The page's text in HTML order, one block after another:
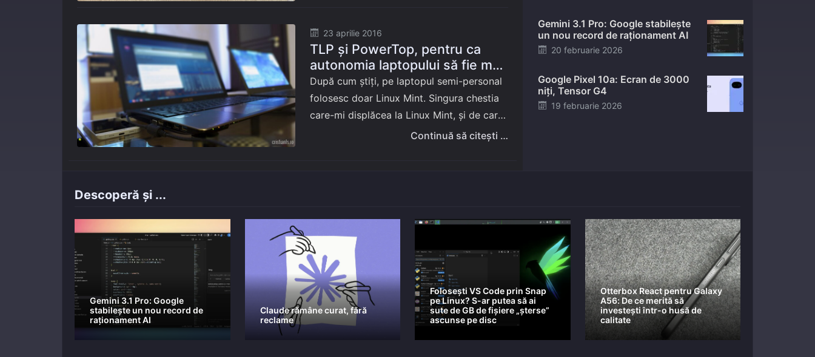
Posted
on
23 aprilie 2016
TLP și PowerTop, pentru ca
autonomia laptopului să fie mai
bună în GNU/Linux!
După cum știți, pe laptopul semi-personal
folosesc doar Linux Mint. Singura chestia
care-mi displăcea la Linux Mint, și de care
se plâng cei mai mulți dintre cei pe care i-
Continuă să citești …
Gemini 3.1 Pro: Google stabilește
un nou record de raționament AI
Posted
20 februarie 2026
Google Pixel 10a: Ecran de 3000
niți, Tensor G4
Posted
19 februarie 2026
Descoperă și ...
Gemini 3.1 Pro: Google
stabilește un nou record de
raționament AI
Claude rămâne curat, fără
reclame
Folosești VS Code prin Snap
pe Linux? S-ar putea să ai
sute de GB de fișiere „șterse”
ascunse pe disc
Otterbox React pentru Galaxy
A56: De ce merită să
investești într-o husă de
calitate